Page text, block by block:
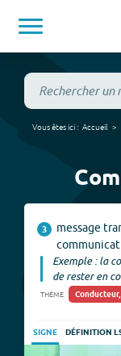
Vous êtes ici : Accueil
3
message
Exemple : la
de rester en
THÈME
SIGNE DÉFINITION